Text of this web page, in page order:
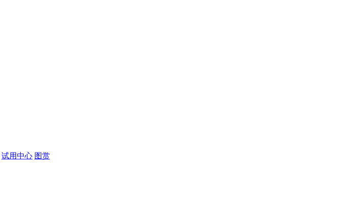
试用中心 图赏